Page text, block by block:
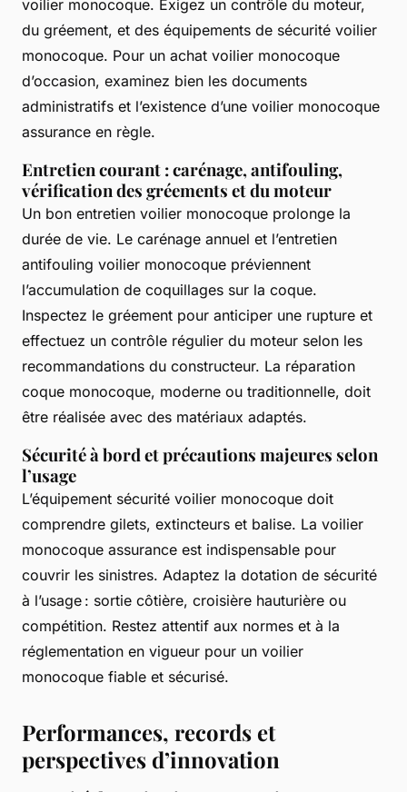
voilier monocoque. Exigez un contrôle du moteur,
du gréement, et des équipements de sécurité voilier
monocoque. Pour un achat voilier monocoque
d’occasion, examinez bien les documents
administratifs et l’existence d’une voilier monocoque
assurance en règle.
Entretien courant : carénage, antifouling,
vérification des gréements et du moteur
Un bon entretien voilier monocoque prolonge la
durée de vie. Le carénage annuel et l’entretien
antifouling voilier monocoque préviennent
l’accumulation de coquillages sur la coque.
Inspectez le gréement pour anticiper une rupture et
effectuez un contrôle régulier du moteur selon les
recommandations du constructeur. La réparation
coque monocoque, moderne ou traditionnelle, doit
être réalisée avec des matériaux adaptés.
Sécurité à bord et précautions majeures selon
l’usage
L’équipement sécurité voilier monocoque doit
comprendre gilets, extincteurs et balise. La voilier
monocoque assurance est indispensable pour
couvrir les sinistres. Adaptez la dotation de sécurité
à l’usage : sortie côtière, croisière hauturière ou
compétition. Restez attentif aux normes et à la
réglementation en vigueur pour un voilier
monocoque fiable et sécurisé.
Performances, records et
perspectives d’innovation